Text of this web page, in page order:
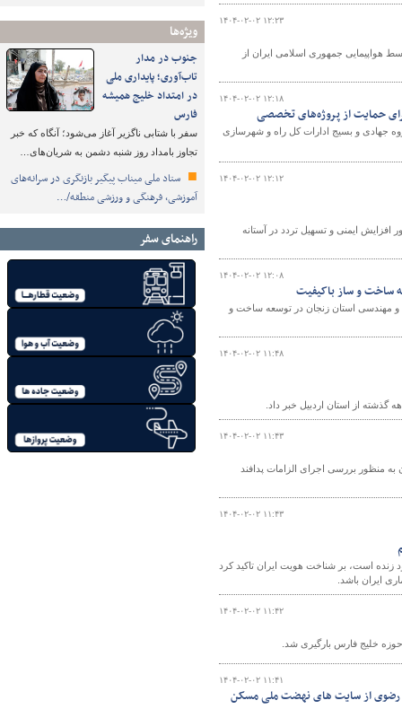
ویژه‌ها
جنوب در مدار
تاب‌آوری؛ پایداری ملی
در امتداد خلیج همیشه
فارس
سفر با شتابی ناگزیر آغاز می‌شود؛ آنگاه که خبر
تجاوز بامداد روز شنبه دشمن به شریان‌های…
ستاد ملی میناب پیگیر بازنگری در سرانه‌های
آموزشی، فرهنگی و ورزشی منطقه/…
راهنمای سفر
۱۴۰۴-۰۲-۰۲ ۱۲:۲۳
هواپیمایی جمهوری اسلامی ایران از
۱۴۰۴-۰۲-۰۲ ۱۲:۱۸
راه و شهرسازی از امکان استفاده از ظرفیت بیش از ۴۰ هزار گروه جهادی و بسیج ادارات کل راه و شهرسازی
۱۴۰۴-۰۲-۰۲ ۱۲:۱۲
به منظور افزایش ایمنی و تسهیل تردد در آستانه
۱۴۰۴-۰۲-۰۲ ۱۲:۰۸
ساخت و ساز باکیفیت
و مهندسی استان زنجان در توسعه ساخت و
۱۴۰۴-۰۲-۰۲ ۱۱:۴۸
۱۴۰۴-۰۲-۰۲ ۱۱:۴۳
به منظور بررسی اجرای الزامات پدافند
۱۴۰۴-۰۲-۰۲ ۱۱:۴۳
زنده است، بر شناخت هویت ایران تاکید کرد
ایران باشد.
۱۴۰۴-۰۲-۰۲ ۱۱:۴۲
۱۴۰۴-۰۲-۰۲ ۱۱:۴۱
رضوی از سایت های نهضت ملی مسکن